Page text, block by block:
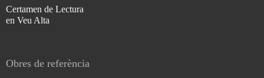
Certamen de Lectura
en Veu Alta
Obres de referència